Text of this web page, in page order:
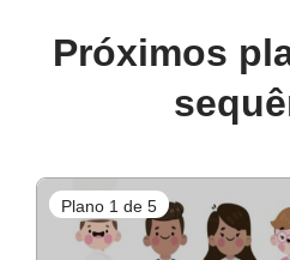
Próximos
Plano 1 de 5